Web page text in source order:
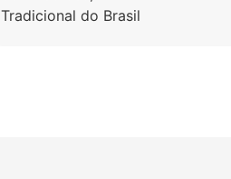
Tradicional do Brasil